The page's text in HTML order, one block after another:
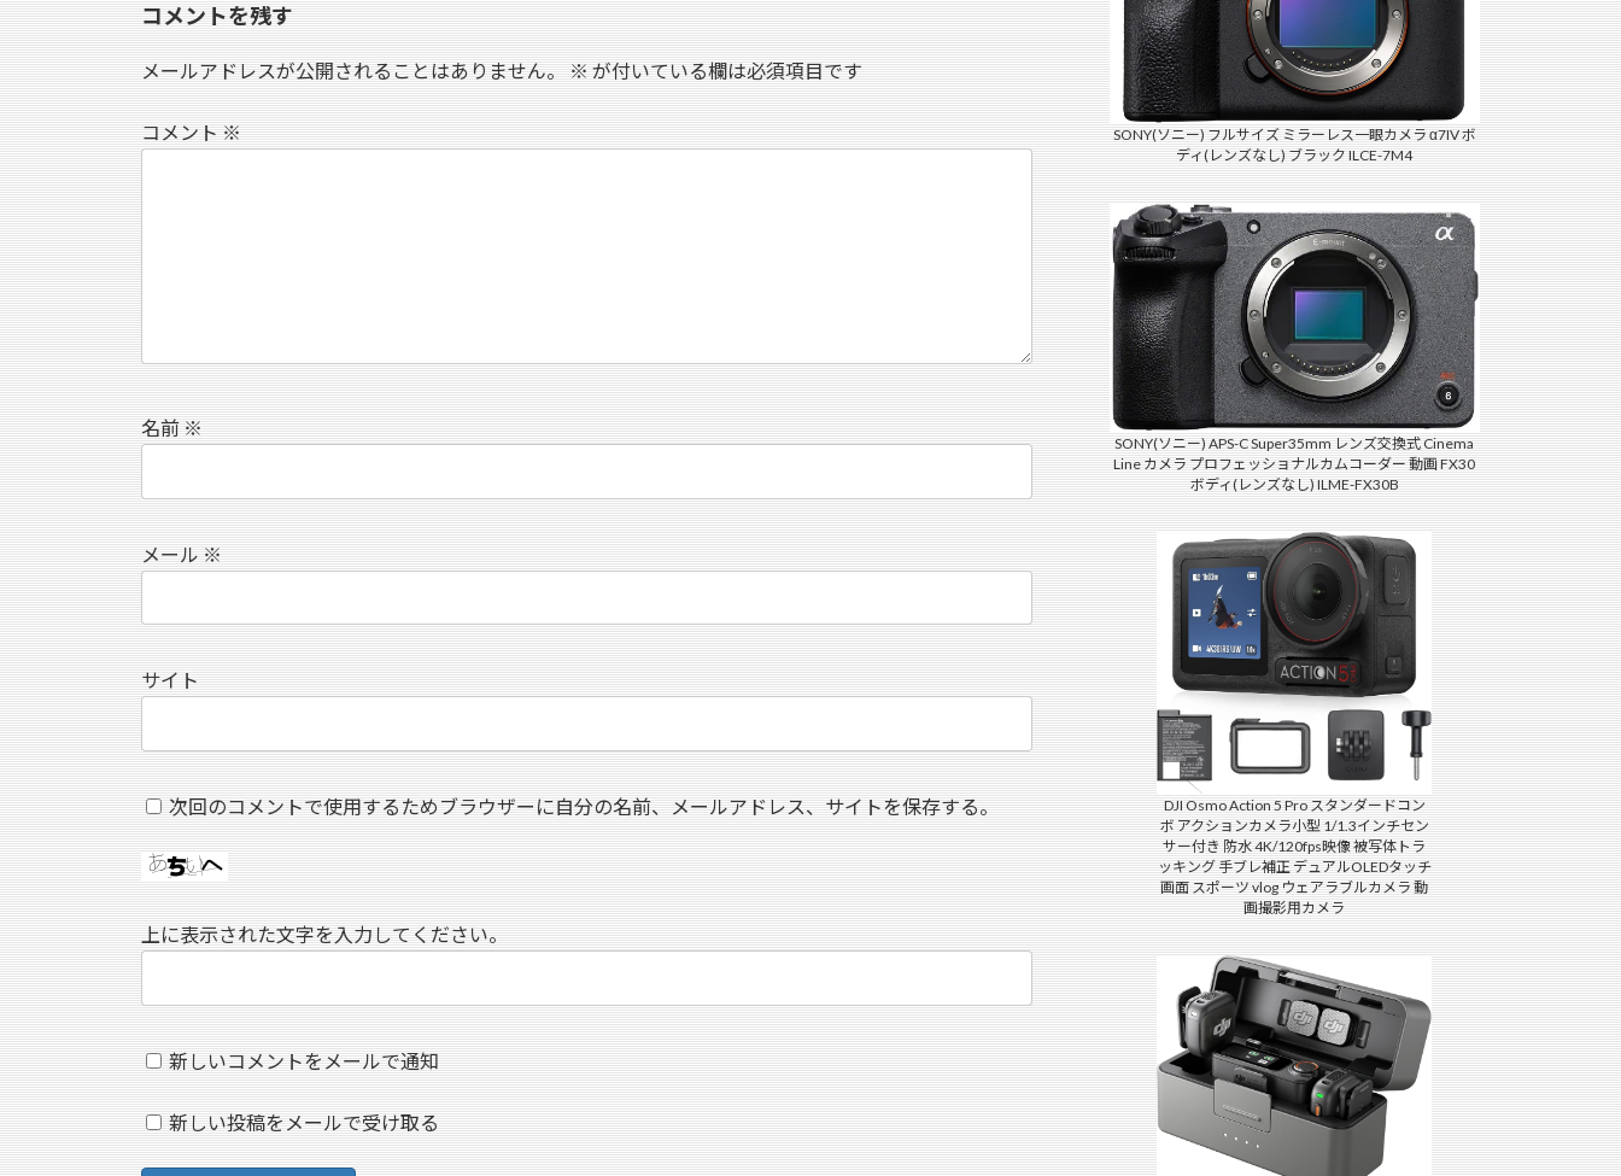
コメントを残す
メールアドレスが公開されることはありません。※が付いている欄は必須項目です
コメント※
名前※
メール※
サイト
次回のコメントで使用するためブラウザーに自分の名前、メールアドレス、サイトを保存する。
上に表示された文字を入力してください。
新しいコメントをメールで通知
新しい投稿をメールで受け取る
SONY(ソニー) フルサイズ ミラーレス一眼カメラ α7IV ボ
ディ(レンズなし) ブラック ILCE-7M4
SONY(ソニー) APS-C Super35mm レンズ交換式 Cinema
Line カメラ プロフェッショナルカムコーダー 動画 FX30
ボディ(レンズなし) ILME-FX30B
DJI Osmo Action 5 Pro スタンダードコン
ボ アクションカメラ小型 1/1.3インチセン
サー付き 防水 4K/120fps映像 被写体トラ
ッキング 手ブレ補正 デュアルOLEDタッチ
画面 スポーツ vlog ウェアラブルカメラ 動
画撮影用カメラ